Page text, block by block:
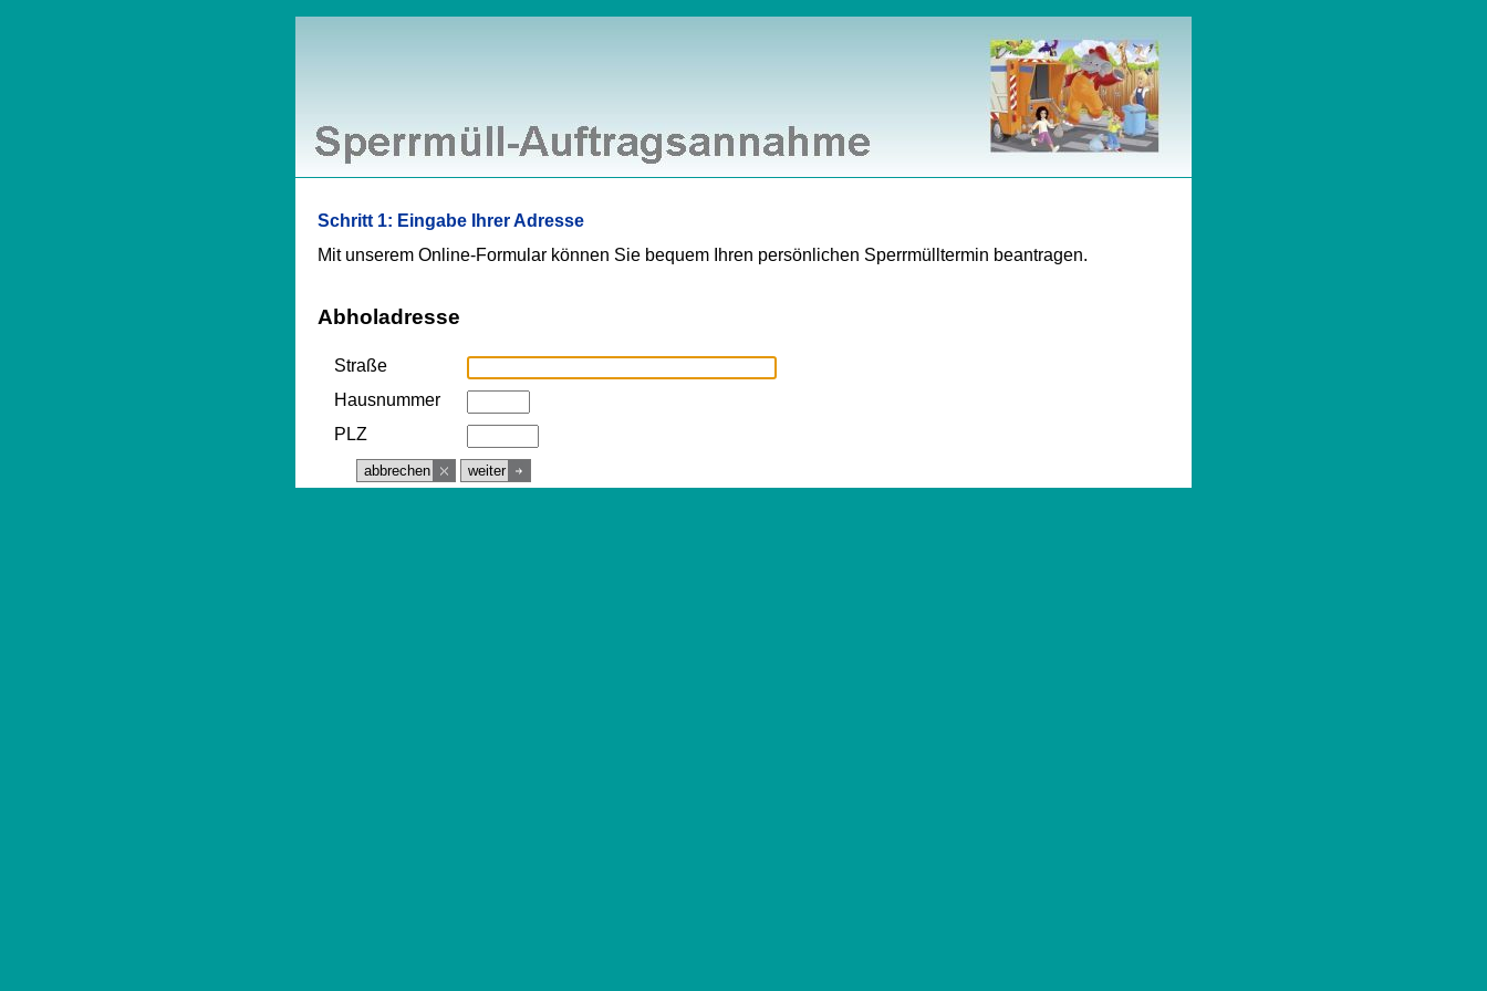
Schritt 1: Eingabe Ihrer Adresse
Mit unserem Online-Formular können Sie bequem Ihren persönlichen Sperrmülltermin beantragen.
Abholadresse
Straße
Hausnummer
PLZ